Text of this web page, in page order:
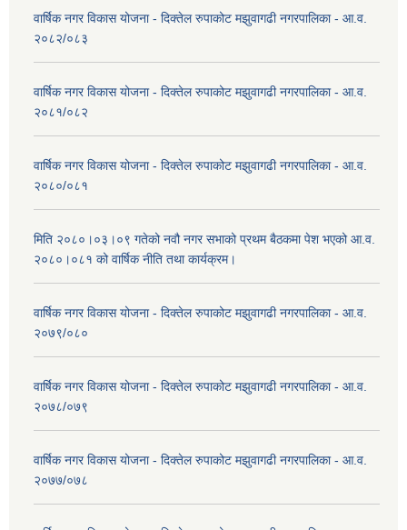
वार्षिक नगर विकास योजना - दिक्तेल रुपाकोट मझुवागढी नगरपालिका - आ.व.
२०८२/०८३
वार्षिक नगर विकास योजना - दिक्तेल रुपाकोट मझुवागढी नगरपालिका - आ.व.
२०८१/०८२
वार्षिक नगर विकास योजना - दिक्तेल रुपाकोट मझुवागढी नगरपालिका - आ.व.
२०८०/०८१
मिति २०८०।०३।०९ गतेको नवौ नगर सभाको प्रथम बैठकमा पेश भएको आ.व.
२०८०।०८१ को वार्षिक नीति तथा कार्यक्रम।
वार्षिक नगर विकास योजना - दिक्तेल रुपाकोट मझुवागढी नगरपालिका - आ.व.
२०७९/०८०
वार्षिक नगर विकास योजना - दिक्तेल रुपाकोट मझुवागढी नगरपालिका - आ.व.
२०७८/०७९
वार्षिक नगर विकास योजना - दिक्तेल रुपाकोट मझुवागढी नगरपालिका - आ.व.
२०७७/०७८